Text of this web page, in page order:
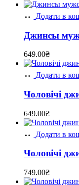
Додати в
Джинсы
649.00₴
Додати в
Чоловічі
649.00₴
Додати в
Чоловічі
749.00₴